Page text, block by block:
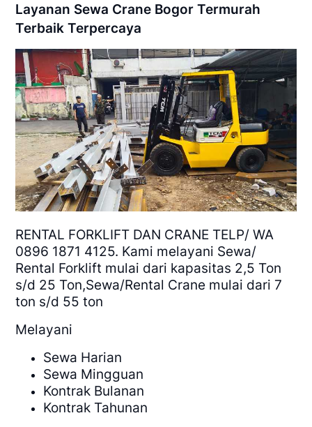
Layanan Sewa Crane Bogor Termurah
Terbaik Terpercaya
RENTAL FORKLIFT DAN CRANE TELP/ WA
0896 1871 4125. Kami melayani Sewa/
Rental Forklift mulai dari kapasitas 2,5 Ton
s/d 25 Ton,Sewa/Rental Crane mulai dari 7
ton s/d 55 ton
Melayani
Sewa Harian
Sewa Mingguan
Kontrak Bulanan
Kontrak Tahunan